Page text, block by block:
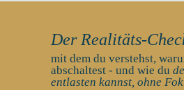
Der Realitäts-
mit dem du verstehst,
abschaltest - und wie du
entlasten kannst, ohne